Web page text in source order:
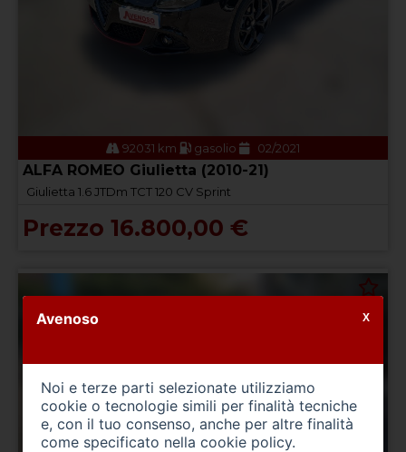
92031 km gasolio 02/2021
ALFA ROMEO Giulietta (2010-21)
Giulietta 1.6 JTDm TCT 120 CV Sprint
Prezzo 16.800,00 €
Avenoso
Noi e terze parti selezionate utilizziamo
cookie o tecnologie simili per finalità tecniche
e, con il tuo consenso, anche per altre finalità
come specificato nella cookie policy.
X